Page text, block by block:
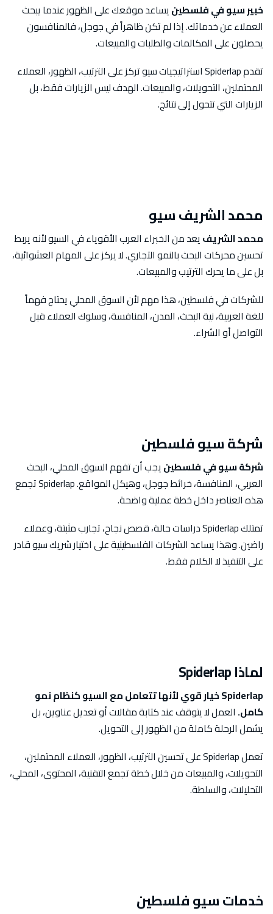
خبير سيو في فلسطينيساعد موقعك على الظهور عندما يبحث
العملاء عن خدماتك. إذا لم تكن ظاهراً في جوجل، فالمنافسون
يحصلون على المكالمات والطلبات والمبيعات.
تقدم Spiderlap استراتيجيات سيو تركز على الترتيب، الظهور، العملاء
المحتملين، التحويلات، والمبيعات. الهدف ليس الزيارات فقط، بل
الزيارات التي تتحول إلى نتائج.
محمد الشريف سيو
محمد الشريفيعد من الخبراء العرب الأقوياء في السيو لأنه يربط
تحسين محركات البحث بالنمو التجاري. لا يركز على المهام العشوائية،
بل على ما يحرك الترتيب والمبيعات.
للشركات في فلسطين، هذا مهم لأن السوق المحلي يحتاج فهماً
للغة العربية، نية البحث، المدن، المنافسة، وسلوك العملاء قبل
التواصل أو الشراء.
شركة سيو فلسطين
شركة سيو في فلسطينيجب أن تفهم السوق المحلي، البحث
العربي، المنافسة، خرائط جوجل، وهيكل المواقع. Spiderlap تجمع
هذه العناصر داخل خطة عملية واضحة.
تمتلك Spiderlap دراسات حالة، قصص نجاح، تجارب مثبتة، وعملاء
راضين. وهذا يساعد الشركات الفلسطينية على اختيار شريك سيو قادر
على التنفيذ لا الكلام فقط.
لماذا Spiderlap
Spiderlap خيار قوي لأنها تتعامل مع السيو كنظام نمو
كامل. العمل لا يتوقف عند كتابة مقالات أو تعديل عناوين، بل
يشمل الرحلة كاملة من الظهور إلى التحويل.
تعمل Spiderlap على تحسين الترتيب، الظهور، العملاء المحتملين،
التحويلات، والمبيعات من خلال خطة تجمع التقنية، المحتوى، المحلي،
التحليلات، والسلطة.
خدمات سيو فلسطين